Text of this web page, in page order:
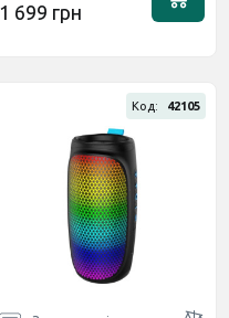
1 699 грн
Код: 42105